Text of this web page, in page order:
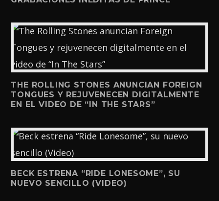
THE ROLLING STONES ANUNCIAN FOREIGN
TONGUES Y REJUVENECEN DIGITALMENTE
EN EL VIDEO DE “IN THE STARS”
BECK ESTRENA “RIDE LONESOME”, SU
NUEVO SENCILLO (VIDEO)